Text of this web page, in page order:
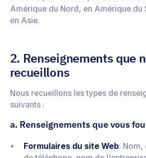
Amérique du Nord, en Amérique du
en Asie.
2. Renseignements que
recueillons
Nous recueillons les types de
suivants :
a. Renseignements que vous
Formulaires du site Web: Nom,